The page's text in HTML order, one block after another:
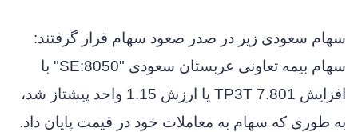
سهام سعودی زیر در صدر صعود سهام قرار گرفتند:
سهام بیمه تعاونی عربستان سعودی "SE:8050" با
افزایش 7.801 TP3T یا ارزش 1.15 واحد پیشتاز شد،
به طوری که سهام به معاملات خود در قیمت پایان داد.